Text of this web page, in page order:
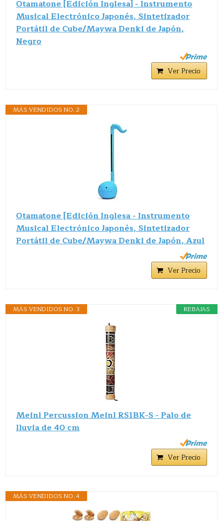
Otamatone [Edición Inglesa] - Instrumento
Musical Electrónico Japonés, Sintetizador
Portátil de Cube/Maywa Denki de Japón,
Negro
Ver Precio
MÁS VENDIDOS NO. 2
Otamatone [Edición Inglesa - Instrumento
Musical Electrónico Japonés, Sintetizador
Portátil de Cube/Maywa Denki de Japón, Azul
Ver Precio
REBAJAS
MÁS VENDIDOS NO. 3
Meinl Percussion Meinl RS1BK-S - Palo de
lluvia de 40 cm
Ver Precio
MÁS VENDIDOS NO. 4